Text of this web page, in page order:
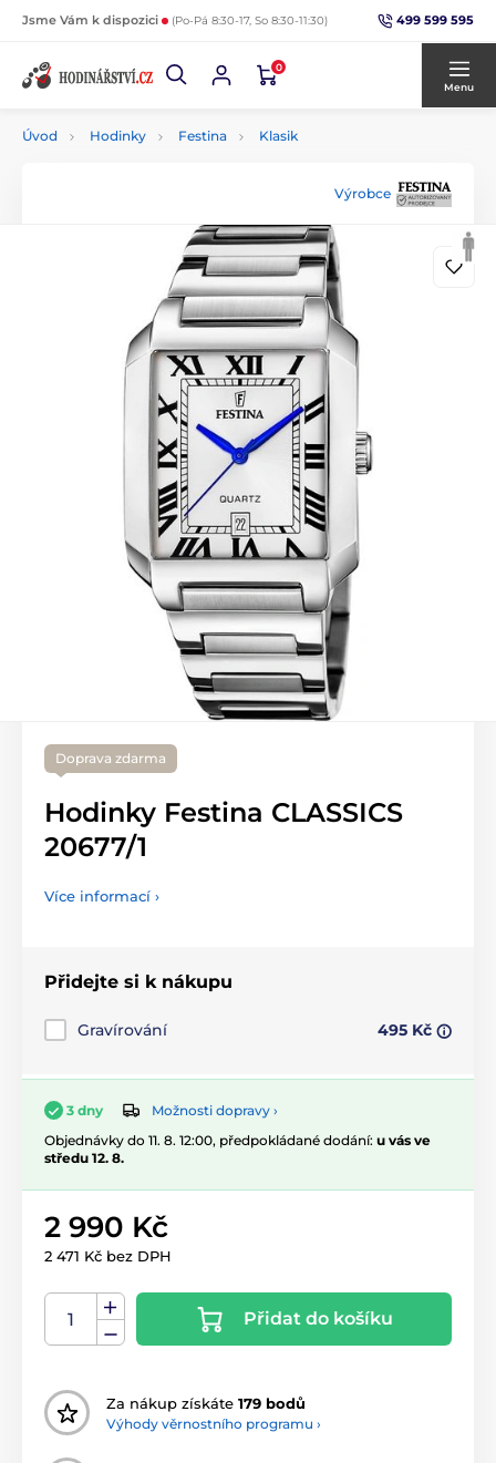
Jsme Vám k dispozici (Po-Pá 8:30-17, So 8:30-11:30) 499 599 595
0
Menu
Úvod Hodinky Festina Klasik
Výrobce
Doprava zdarma
Hodinky Festina CLASSICS
20677/1
Více informací ›
Přidejte si k nákupu
Gravírování 495 Kč
3 dny
Možnosti dopravy ›
Objednávky do 11. 8. 12:00, předpokládané dodání: u vás ve
středu 12. 8.
2 990 Kč
2 471 Kč bez DPH
Přidat do košíku
Za nákup získáte 179 bodů
Výhody věrnostního programu ›